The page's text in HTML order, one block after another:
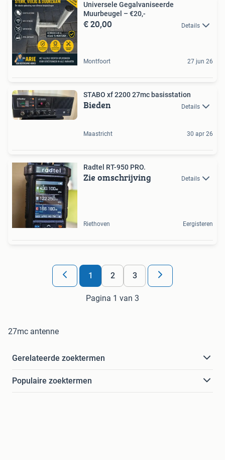
Universele Gegalvaniseerde
Muurbeugel – €20,-
€ 20,00 Details
Montfoort 27 jun 26
STABO xf 2200 27mc basisstation
Bieden Details
Maastricht 30 apr 26
Radtel RT-950 PRO.
Zie omschrijving Details
Riethoven Eergisteren
1 2 3
Pagina 1 van 3
27mc antenne
Gerelateerde zoektermen
Populaire zoektermen